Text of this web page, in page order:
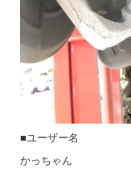
■ユーザー名
かっちゃん